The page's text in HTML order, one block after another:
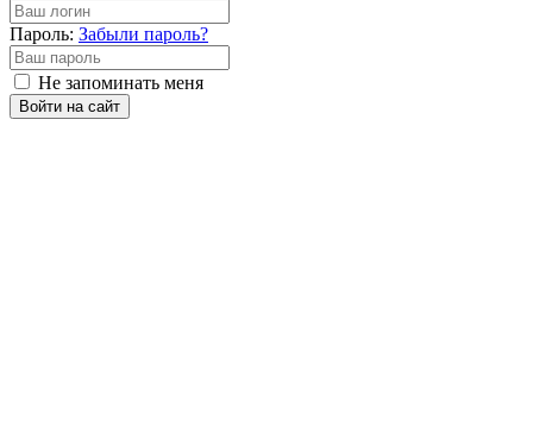
Пароль: Забыли пароль?
Не запоминать меня
Войти на сайт